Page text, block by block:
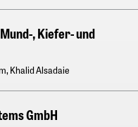
, Kiefer- und
Khalid Alsadaie
GmbH